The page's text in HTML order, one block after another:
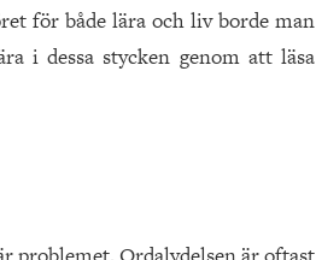
för både lära och liv borde man
i dessa stycken genom att läsa